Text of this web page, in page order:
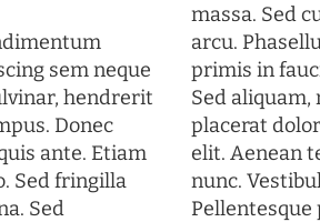
sem neque
hendrerit
Donec
ante. Etiam
Sed fringilla
Sed
massa. Sed
arcu.
primis in
Sed
placerat
elit. Aenean
nunc.
Pellentesque